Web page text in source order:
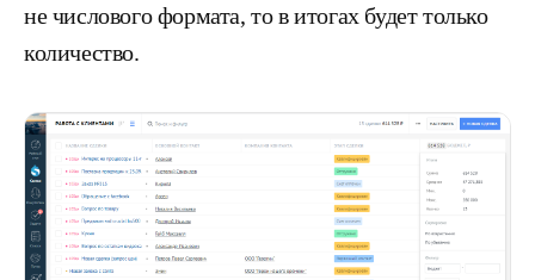
не числового формата, то в итогах будет только
количество.